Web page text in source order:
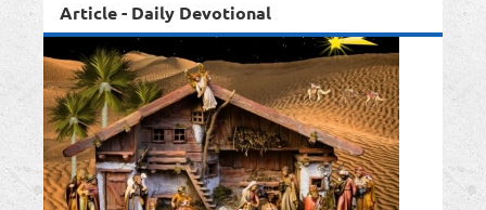
Article - Daily Devotional